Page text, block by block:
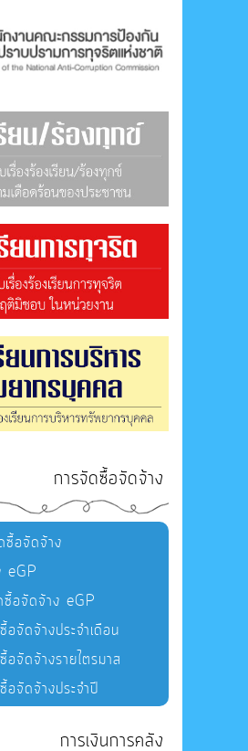
การจัดซื้อจัดจ้าง
ซื้อจัดจ้าง
eGP
ซื้อจัดจ้าง eGP
จัดจ้างประจำเดือน
จัดจ้างรายไตรมาส
อจัดจ้างประจำปี
การเงินการคลัง